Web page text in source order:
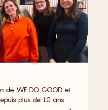
de WE DO GOOD et
plus de 10 ans.